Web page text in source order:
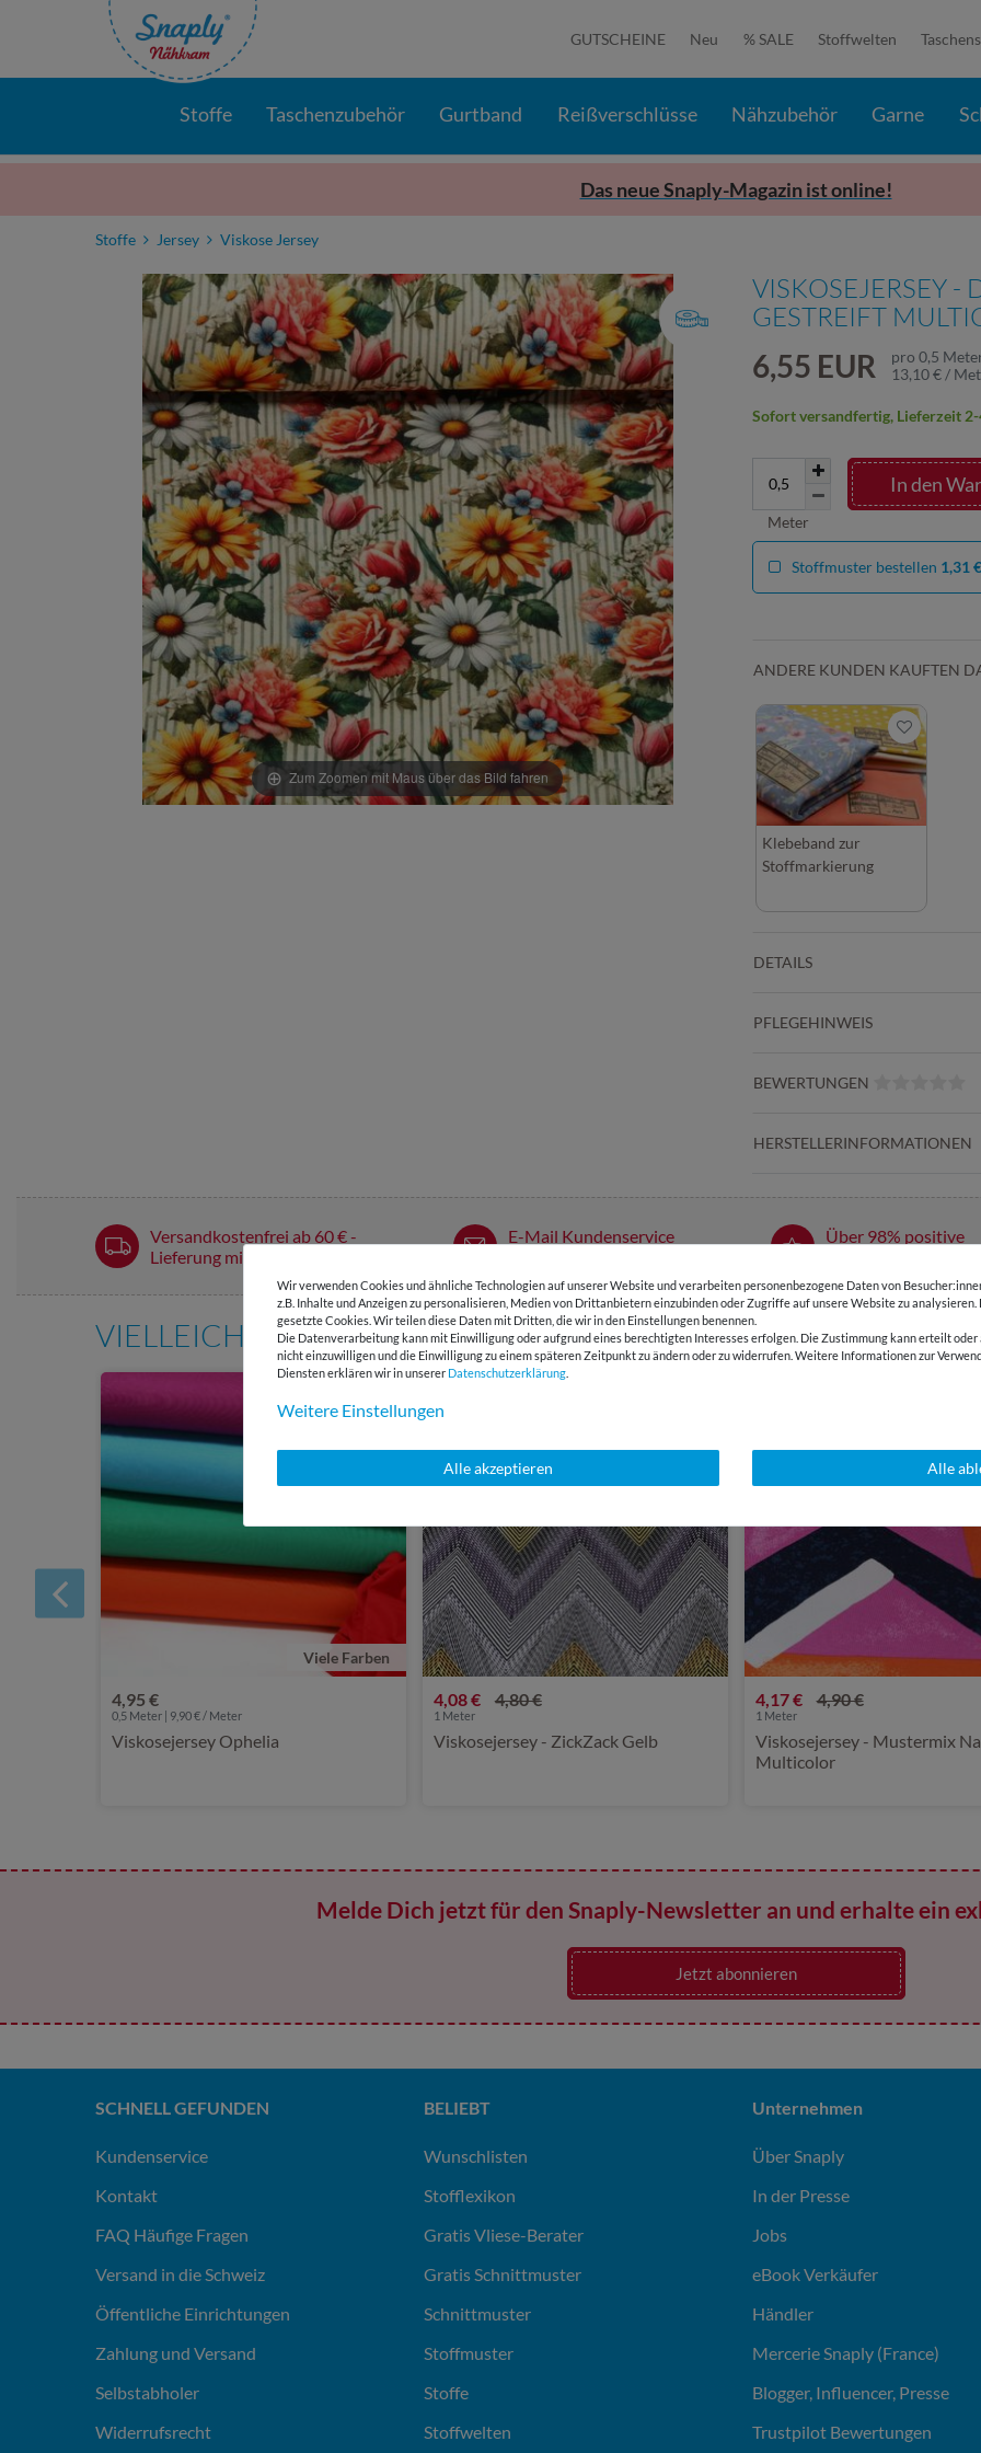
GUTSCHEINE Neu % SALE Stoffwelten
Stoffe Taschenzubehör Gurtband Reißverschlüsse Nähzubehör Garne
Das neue Snaply-Magazin ist online!
Stoffe Jersey Viskose Jersey
Zum Zoomen mit Maus über das Bild fahren
VISKOSEJERSEY -
GESTREIFT
6,55 EUR pro 0,5
13,10 € /
In den
Meter
Sofort versandfertig, Lieferzeit
Stoffmuster bestellen 1,31 €
ANDERE KUNDEN KAUFTEN
Klebeband zur
Stoffmarkierung
DETAILS
PFLEGEHINWEIS
BEWERTUNGEN
HERSTELLERINFORMATIONEN
Versandkostenfrei ab 60 € -
Lieferung mit DHL
E-Mail Kundenservice
Über 98% positive
VIELLEICHT AUCH INTERESSANT
Viele Farben
4,95 €
0,5 Meter | 9,90 € / Meter
Viskosejersey Ophelia
4,08 € 4,80 €
1 Meter
Viskosejersey - ZickZack Gelb
4,17 € 4,90 €
1 Meter
Viskosejersey - Mustermix
Multicolor
Melde Dich jetzt für den Snaply-Newsletter an und erhalte ein
Jetzt abonnieren
Wir verwenden Cookies und ähnliche Technologien auf unserer Website und verarbeiten personenbezogene Daten von
z.B. Inhalte und Anzeigen zu personalisieren, Medien von Drittanbietern einzubinden oder Zugriffe auf unsere Website zu
gesetzte Cookies. Wir teilen diese Daten mit Dritten, die wir in den Einstellungen benennen.
Die Datenverarbeitung kann mit Einwilligung oder aufgrund eines berechtigten Interesses erfolgen. Die Zustimmung kann erteilt oder
nicht einzuwilligen und die Einwilligung zu einem späteren Zeitpunkt zu ändern oder zu widerrufen. Weitere Informationen zur
Diensten erklären wir in unserer Daten­schutz­erklärung
Weitere Einstellungen
Alle akzeptieren Alle
SCHNELL GEFUNDEN
Kundenservice
Kontakt
FAQ Häufige Fragen
Versand in die Schweiz
Öffentliche Einrichtungen
Zahlung und Versand
Selbstabholer
Widerrufsrecht
BELIEBT
Wunschlisten
Stofflexikon
Gratis Vliese-Berater
Gratis Schnittmuster
Schnittmuster
Stoffmuster
Stoffe
Stoffwelten
Unternehmen
Über Snaply
In der Presse
Jobs
eBook Verkäufer
Händler
Mercerie Snaply (France)
Blogger, Influencer, Presse
Trustpilot Bewertungen